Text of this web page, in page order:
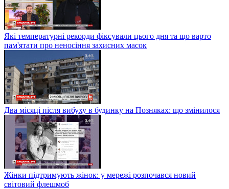
Які температурні рекорди фіксували цього дня та що варто
пам'ятати про неносіння захисних масок
Два місяці після вибуху в будинку на Позняках: що змінилося
Жінки підтримують жінок: у мережі розпочався новий
світовий флешмоб